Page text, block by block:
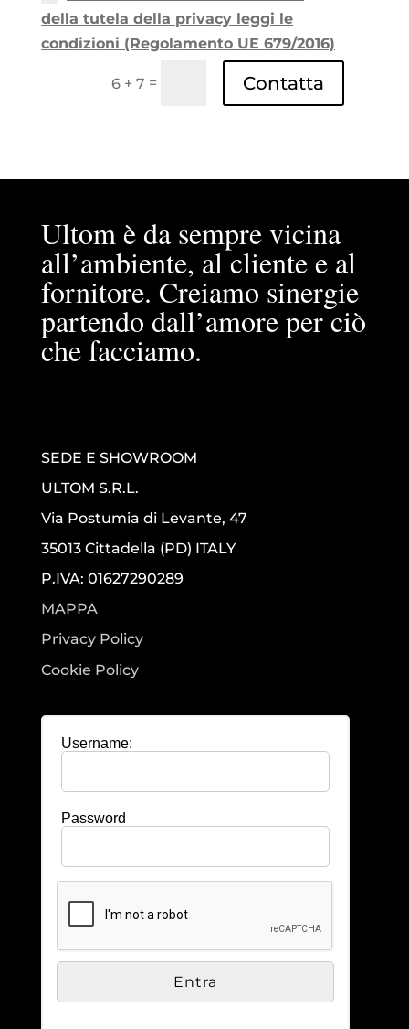
della tutela della privacy leggi le
condizioni (Regolamento UE 679/2016)
6 + 7 = Contatta
Ultom è da sempre vicina
all’ambiente, al cliente e al
fornitore. Creiamo sinergie
partendo dall’amore per ciò
che facciamo.
SEDE E SHOWROOM
ULTOM S.R.L.
Via Postumia di Levante, 47
35013 Cittadella (PD) ITALY
P.IVA: 01627290289
MAPPA
Privacy Policy
Cookie Policy
Username:
Password